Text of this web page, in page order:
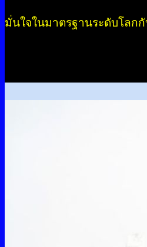
มั่นใจในมาตรฐานระดับโลกกั